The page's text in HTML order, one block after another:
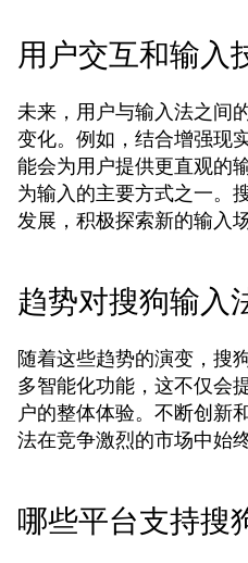
用户交互和输入
未来，用户与输入法之间
变化。例如，结合增强现
能会为用户提供更直观的
为输入的主要方式之一。
发展，积极探索新的输入
趋势对搜狗输入
随着这些趋势的演变，搜
多智能化功能，这不仅会
户的整体体验。不断创新
法在竞争激烈的市场中始
哪些平台支持搜